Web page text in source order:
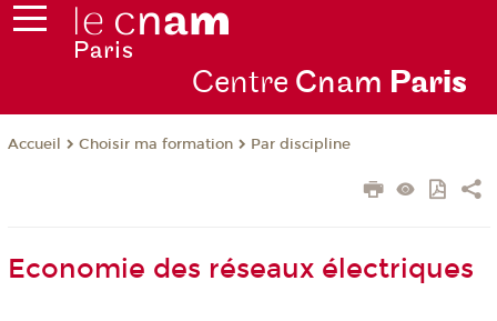
Centre Cnam Paris
Accueil Choisir ma formation Par discipline
Economie des réseaux électriques